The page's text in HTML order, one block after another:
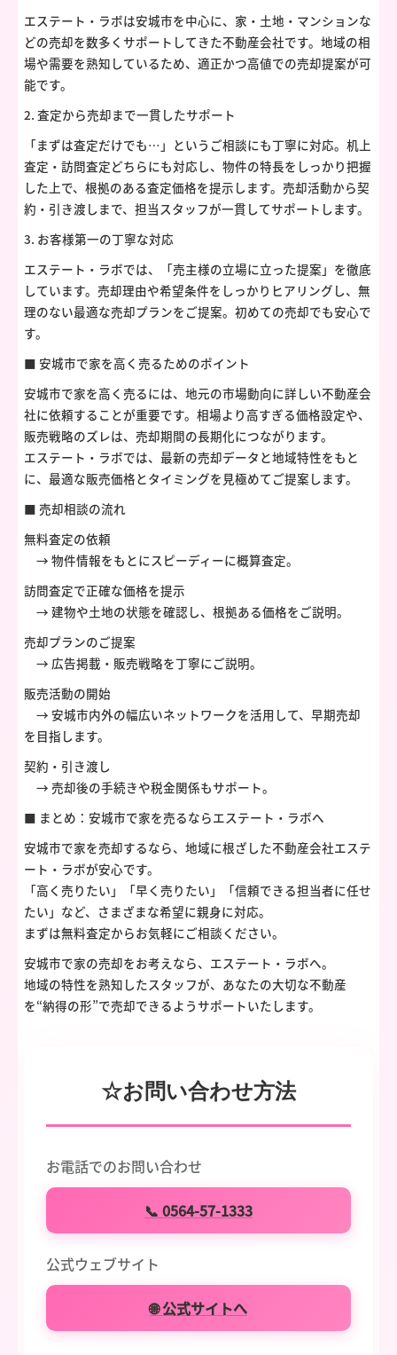
エステート・ラボは安城市を中心に、家・土地・マンションな
どの売却を数多くサポートしてきた不動産会社です。地域の相
場や需要を熟知しているため、適正かつ高値での売却提案が可
能です。
2. 査定から売却まで一貫したサポート
「まずは査定だけでも…」というご相談にも丁寧に対応。机上
査定・訪問査定どちらにも対応し、物件の特長をしっかり把握
した上で、根拠のある査定価格を提示します。売却活動から契
約・引き渡しまで、担当スタッフが一貫してサポートします。
3. お客様第一の丁寧な対応
エステート・ラボでは、「売主様の立場に立った提案」を徹底
しています。売却理由や希望条件をしっかりヒアリングし、無
理のない最適な売却プランをご提案。初めての売却でも安心で
す。
■ 安城市で家を高く売るためのポイント
安城市で家を高く売るには、地元の市場動向に詳しい不動産会
社に依頼することが重要です。相場より高すぎる価格設定や、
販売戦略のズレは、売却期間の長期化につながります。
エステート・ラボでは、最新の売却データと地域特性をもと
に、最適な販売価格とタイミングを見極めてご提案します。
■ 売却相談の流れ
無料査定の依頼
→ 物件情報をもとにスピーディーに概算査定。
訪問査定で正確な価格を提示
→ 建物や土地の状態を確認し、根拠ある価格をご説明。
売却プランのご提案
→ 広告掲載・販売戦略を丁寧にご説明。
販売活動の開始
→ 安城市内外の幅広いネットワークを活用して、早期売却
を目指します。
契約・引き渡し
→ 売却後の手続きや税金関係もサポート。
■ まとめ：安城市で家を売るならエステート・ラボへ
安城市で家を売却するなら、地域に根ざした不動産会社エステ
ート・ラボが安心です。
「高く売りたい」「早く売りたい」「信頼できる担当者に任せ
たい」など、さまざまな希望に親身に対応。
まずは無料査定からお気軽にご相談ください。
安城市で家の売却をお考えなら、エステート・ラボへ。
地域の特性を熟知したスタッフが、あなたの大切な不動産
を“納得の形”で売却できるようサポートいたします。
☆お問い合わせ方法
お電話でのお問い合わせ
📞 0564-57-1333
公式ウェブサイト
🌐 公式サイトへ